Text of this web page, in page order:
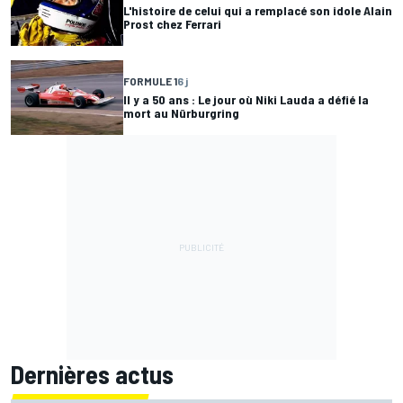
L'histoire de celui qui a remplacé son idole Alain
Prost chez Ferrari
FORMULE 16 j
Il y a 50 ans : Le jour où Niki Lauda a défié la
mort au Nürburgring
Dernières actus